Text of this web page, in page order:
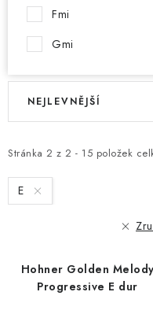
Fmi
Gmi
V
i
s
p
Stránka 2 z 2 - 15 položek
Ř
e
n
í
NEJLEVNĚJŠÍ
E
Hohner Golden Melody
Progressive E dur